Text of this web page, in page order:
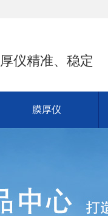
仪精准、稳定
膜厚仪